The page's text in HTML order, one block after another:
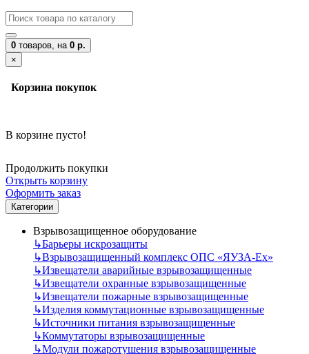
0 товаров, на 0 р.
×
Корзина покупок
В корзине пусто!
Продолжить покупки
Открыть корзину
Оформить заказ
Категории
Взрывозащищенное оборудование
↳Барьеры искрозащиты
↳Взрывозащищенный комплекс ОПС «ЯУЗА-Ех»
↳Извещатели аварийные взрывозащищенные
↳Извещатели охранные взрывозащищенные
↳Извещатели пожарные взрывозащищенные
↳Изделия коммутационные взрывозащищенные
↳Источники питания взрывозащищенные
↳Коммутаторы взрывозащищенные
↳Модули пожаротушения взрывозащищенные